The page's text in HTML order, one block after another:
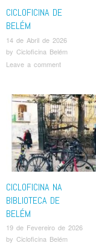
CICLOFICINA DE
BELÉM
14 de Abril de 2026
by Cicloficina Belém
Leave a comment
CICLOFICINA NA
BIBLIOTECA DE
BELÉM
19 de Fevereiro de 2026
by Cicloficina Belém